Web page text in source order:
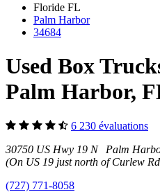
Floride FL
Palm Harbor
34684
Used Box
Palm Harbor,
6 230 évaluations
30750 US Hwy 19 N Palm
(On US 19 just north of Curlew
(727) 771-8058